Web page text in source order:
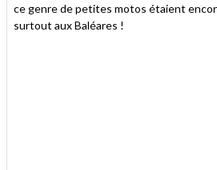
ce genre de petites motos étaient
surtout aux Baléares !